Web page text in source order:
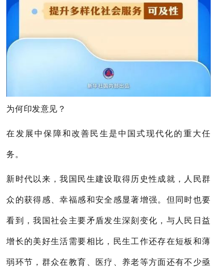
为何印发意见？
在发展中保障和改善民生是中国式现代化的重大任
务。
新时代以来，我国民生建设取得历史性成就，人民群
众的获得感、幸福感和安全感显著增强。但同时也要
看到，我国社会主要矛盾发生深刻变化，与人民日益
增长的美好生活需要相比，民生工作还存在短板和薄
弱环节，群众在教育、医疗、养老等方面还有不少亟